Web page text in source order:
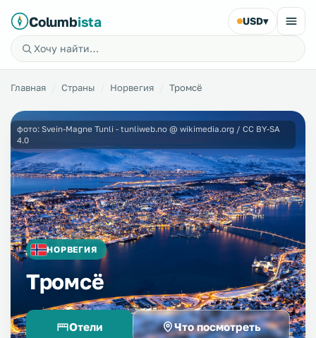
Columbista USD▾
Главная Страны Норвегия Тромсё
НОРВЕГИЯ
Тромсё
Отели Что посмотреть
фото: Svein-Magne Tunli - tunliweb.no @ wikimedia.org / CC BY-SA
4.0